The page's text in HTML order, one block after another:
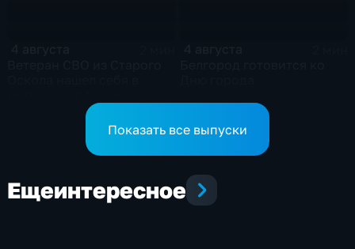
Показать все выпуски
Ещеинтересное